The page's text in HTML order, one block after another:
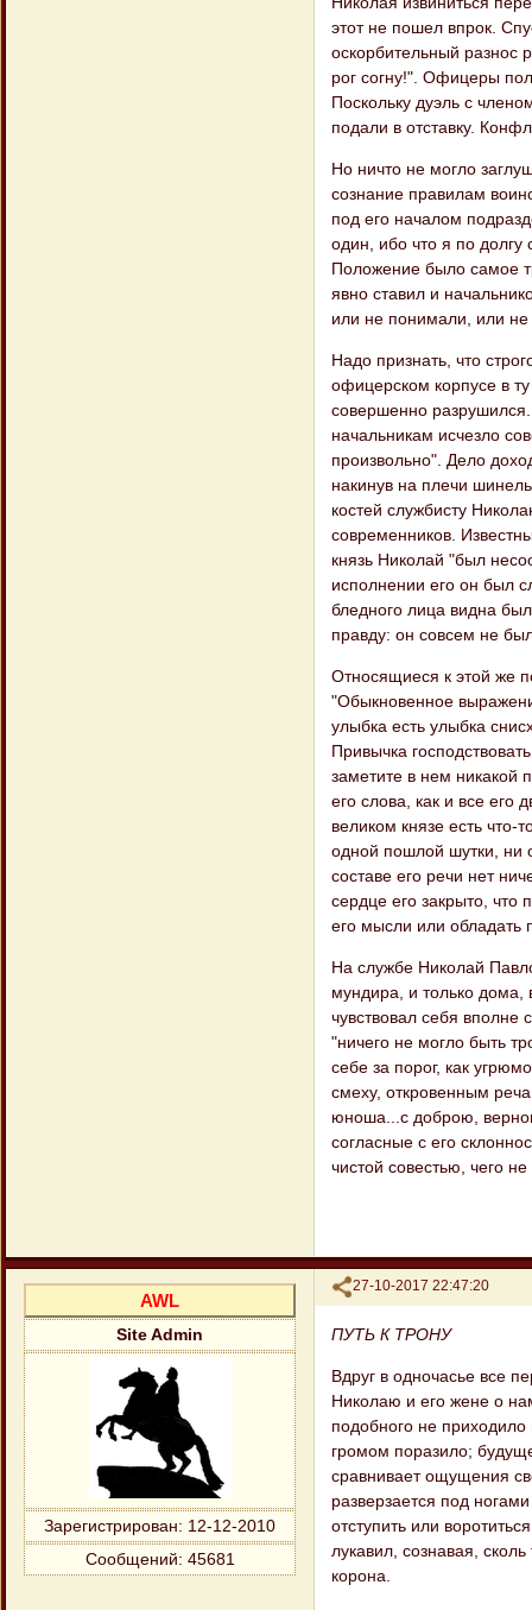
этот не пошел впрок.
оскорбительный разнос
рог согну!". Офицеры
Поскольку дуэль с
подали в отставку.
Но ничто не могло
сознание правилам
под его началом
один, ибо что я по
Положение было самое
явно ставил и
или не понимали, или не
Надо признать, что
офицерском корпусе в
совершенно
начальникам исчезло
произвольно". Дело
накинув на плечи
костей службисту
современников.
князь Николай "был
исполнении его он был
бледного лица видна
правду: он совсем не
Относящиеся к этой же
"Обыкновенное
улыбка есть улыбка
Привычка
заметите в нем никакой
его слова, как и все
великом князе есть что-
одной пошлой шутки, ни
составе его речи нет
сердце его закрыто, что
его мысли или
На службе Николай
мундира, и только
чувствовал себя вполне
"ничего не могло быть
себе за порог, как
смеху, откровенным
юноша...с доброю,
согласные с его
чистой совестью, чего
Поделиться
27-10-2017 22:47:20
AWL
Site Admin
Зарегистрирован: 12-12-2010
Сообщений: 45681
ПУТЬ К ТРОНУ
Вдруг в одночасье все
Николаю и его жене о
подобного не
громом поразило;
сравнивает ощущения
разверзается под
отступить или
лукавил, сознавая,
корона.